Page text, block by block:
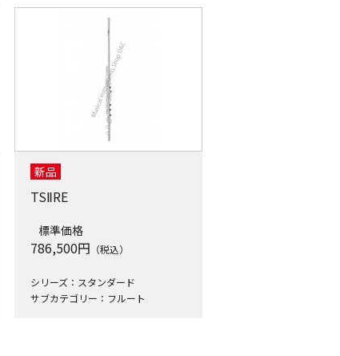
新品
TSⅡRE
標準価格
786,500円 （税込）
シリーズ：スタンダード
サブカテゴリー：フルート